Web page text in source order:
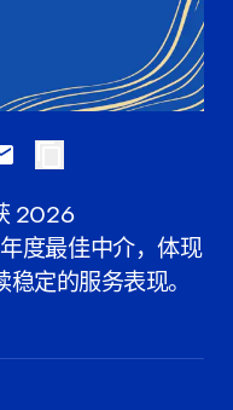
2026
度最佳中介，体现
定的服务表现。